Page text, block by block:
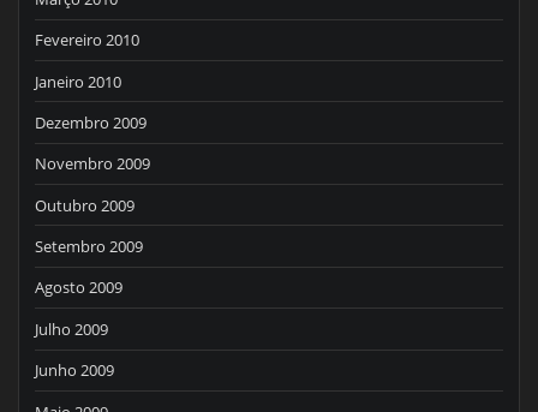
Fevereiro 2010
Janeiro 2010
Dezembro 2009
Novembro 2009
Outubro 2009
Setembro 2009
Agosto 2009
Julho 2009
Junho 2009